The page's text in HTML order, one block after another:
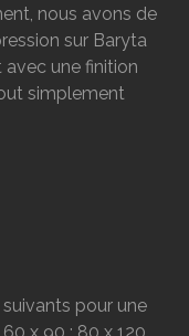
nous avons de
sur Baryta
une finition
simplement
pour une